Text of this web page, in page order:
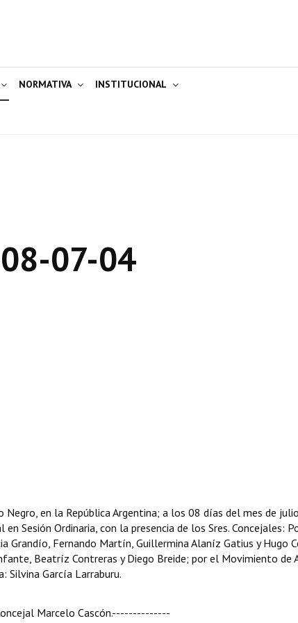
NORMATIVA INSTITUCIONAL
07-04
Negro, en la República Argentina; a los 08 días del mes de
Sesión Ordinaria, con la presencia de los Sres. Concejales:
Grandío, Fernando Martín, Guillermina Alaníz Gatius y Hugo
Beatríz Contreras y Diego Breide; por el Movimiento de
Silvina García Larraburu.
Marcelo Cascón.--------------